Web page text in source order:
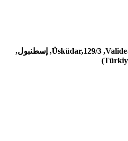
.Üsküdar,129/3 ,Valide-i Atik, Nuhkuyusu st, إسطنبول,